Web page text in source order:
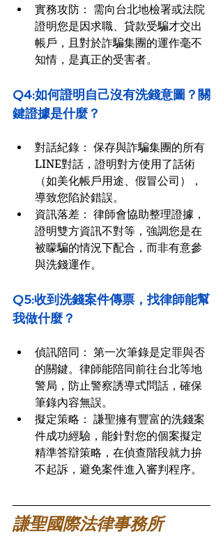
實務攻防： 需向台北地檢署或法院
證明您是因求職、貸款受騙才交出
帳戶，且對於詐騙集團的運作毫不
知情，是真正的受害者。
Q4:如何證明自己沒有洗錢意圖？關
鍵證據是什麼？
對話紀錄： 保存與詐騙集團的所有
LINE對話，證明對方使用了話術
（如美化帳戶用途、假冒公司），
導致您陷於錯誤。
資訊落差： 律師會協助整理證據，
證明雙方資訊不對等，強調您是在
被矇騙的情況下配合，而非有意參
與洗錢運作。
Q5:收到洗錢案件傳票，找律師能幫
我做什麼？
偵訊陪同： 第一次筆錄是定罪與否
的關鍵。律師能陪同前往台北等地
警局，防止警察誘導式問話，確保
筆錄內容無誤。
擬定策略： 謙聖擁有豐富的洗錢案
件成功經驗，能針對您的個案擬定
精準答辯策略，在偵查階段就力拚
不起訴，避免案件進入審判程序。
謙聖國際法律事務所